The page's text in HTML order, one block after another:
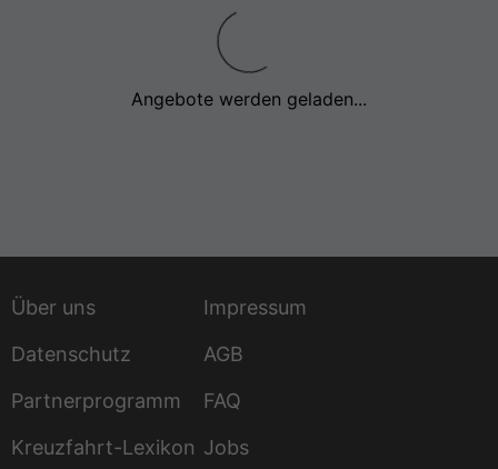
Angebote werden geladen...
Über uns
Impressum
Datenschutz
AGB
Partnerprogramm
FAQ
Kreuzfahrt-Lexikon Jobs